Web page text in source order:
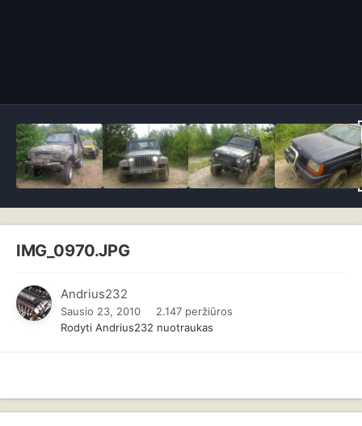
IMG_0970.JPG
Andrius232
Sausio 23, 2010
2.147 peržiūros
Rodyti Andrius232 nuotraukas